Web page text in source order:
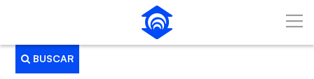
Pular para o Conteúdo principal
BUSCAR